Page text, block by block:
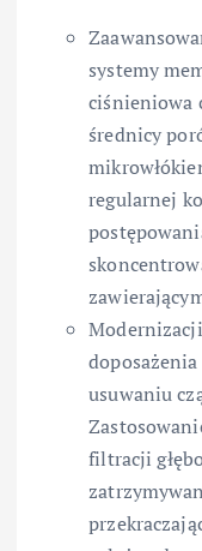
systemy
ciśnieniowa
średnicy
regularnej
usuwaniu
filtracji